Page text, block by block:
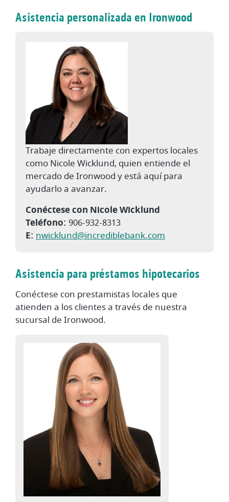
Asistencia personalizada en Ironwood
Trabaje directamente con expertos locales
como Nicole Wicklund, quien entiende el
mercado de Ironwood y está aquí para
ayudarlo a avanzar.
Conéctese con Nicole Wicklund
Teléfono: 906-932-8313
E: nwicklund@incrediblebank.com
Asistencia para préstamos hipotecarios
Conéctese con prestamistas locales que
atienden a los clientes a través de nuestra
sucursal de Ironwood.